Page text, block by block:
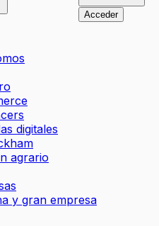
Acceder
digitales
agrario
y gran empresa